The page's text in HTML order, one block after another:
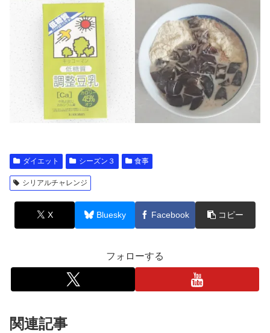
ダイエット シーズン３ 食事
シリアルチャレンジ
X Bluesky Facebook コピー
フォローする
関連記事